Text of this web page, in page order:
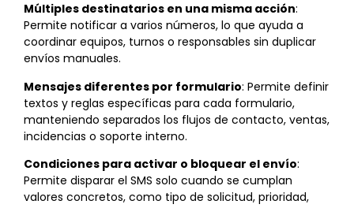
Múltiples destinatarios en una misma acción:
Permite notificar a varios números, lo que ayuda a
coordinar equipos, turnos o responsables sin duplicar
envíos manuales.
Mensajes diferentes por formulario: Permite definir
textos y reglas específicas para cada formulario,
manteniendo separados los flujos de contacto, ventas,
incidencias o soporte interno.
Condiciones para activar o bloquear el envío:
Permite disparar el SMS solo cuando se cumplan
valores concretos, como tipo de solicitud, prioridad,